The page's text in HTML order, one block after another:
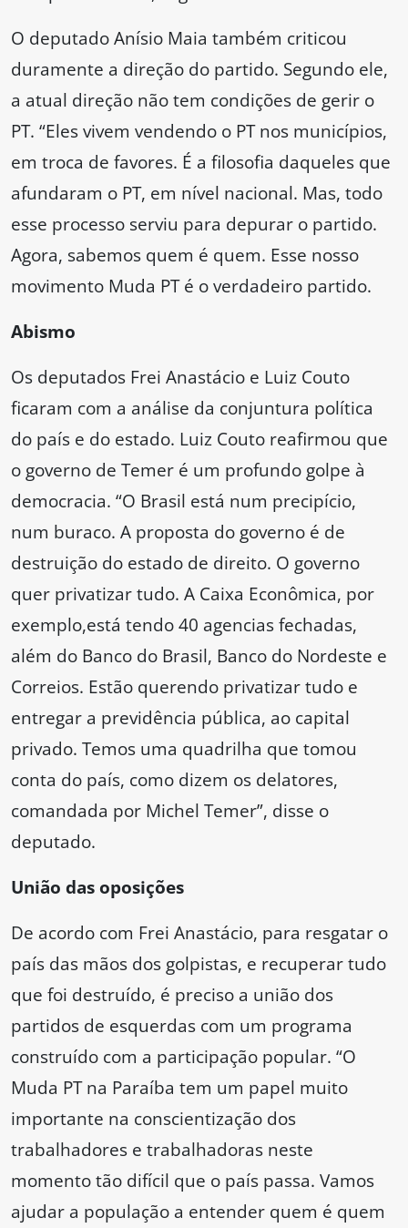
O deputado Anísio Maia também criticou
duramente a direção do partido. Segundo ele,
a atual direção não tem condições de gerir o
PT. “Eles vivem vendendo o PT nos municípios,
em troca de favores. É a filosofia daqueles que
afundaram o PT, em nível nacional. Mas, todo
esse processo serviu para depurar o partido.
Agora, sabemos quem é quem. Esse nosso
movimento Muda PT é o verdadeiro partido.
Abismo
Os deputados Frei Anastácio e Luiz Couto
ficaram com a análise da conjuntura política
do país e do estado. Luiz Couto reafirmou que
o governo de Temer é um profundo golpe à
democracia. “O Brasil está num precipício,
num buraco. A proposta do governo é de
destruição do estado de direito. O governo
quer privatizar tudo. A Caixa Econômica, por
exemplo,está tendo 40 agencias fechadas,
além do Banco do Brasil, Banco do Nordeste e
Correios. Estão querendo privatizar tudo e
entregar a previdência pública, ao capital
privado. Temos uma quadrilha que tomou
conta do país, como dizem os delatores,
comandada por Michel Temer”, disse o
deputado.
União das oposições
De acordo com Frei Anastácio, para resgatar o
país das mãos dos golpistas, e recuperar tudo
que foi destruído, é preciso a união dos
partidos de esquerdas com um programa
construído com a participação popular. “O
Muda PT na Paraíba tem um papel muito
importante na conscientização dos
trabalhadores e trabalhadoras neste
momento tão difícil que o país passa. Vamos
ajudar a população a entender quem é quem